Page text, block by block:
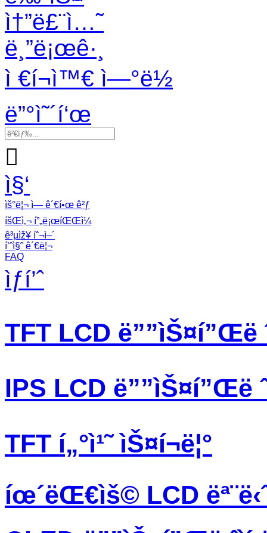
ì†”ë£¨ì…˜
ë¸”ë¡œê·¸
ì €í¬ì™€ ì—°ë½
ë”°ì˜´í‘œ

ì§‘
ìš°ë¦¬ ì— ê´€í•œ ê²ƒ
íšŒì‚¬ í”„ë¡œíŒŒì¼
ê³µìž¥ íˆ¬ì–´
í’ˆì§ˆ ê´€ë¦¬
FAQ
ìƒí’ˆ
TFT LCD ë””ìŠ¤í”Œë
IPS LCD ë””ìŠ¤í”Œë
TFT í„°ì¹˜ ìŠ¤í¬ë¦°
íœ´ëŒ€ìš© LCD